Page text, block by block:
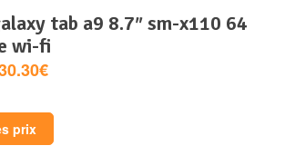
wi-fi
prix